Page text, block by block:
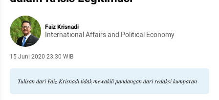
Faiz Krisnadi
International Affairs and Political Economy
15 Juni 2020 23:30 WIB
Tulisan dari Faiz Krisnadi tidak mewakili pandangan dari redaksi kumparan